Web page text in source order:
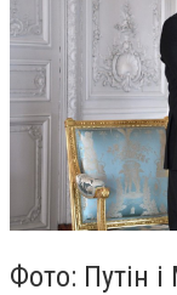
Фото: Путін